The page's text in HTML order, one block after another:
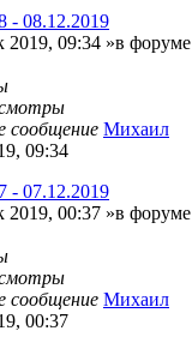
- 08.12.2019
2019, 09:34 »в форуме
сообщение Михаил
09:34
- 07.12.2019
2019, 00:37 »в форуме
сообщение Михаил
00:37